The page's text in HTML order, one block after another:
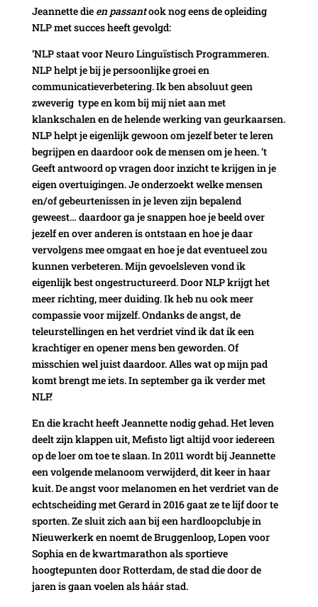
Jeannette die en passantook nog eens de opleiding
NLP met succes heeft gevolgd:
‘NLP staat voor Neuro Linguïstisch Programmeren.
NLP helpt je bij je persoonlijke groei en
communicatieverbetering. Ik ben absoluut geen
zweverig type en kom bij mij niet aan met
klankschalen en de helende werking van geurkaarsen.
NLP helpt je eigenlijk gewoon om jezelf beter te leren
begrijpen en daardoor ook de mensen om je heen. ‘t
Geeft antwoord op vragen door inzicht te krijgen in je
eigen overtuigingen. Je onderzoekt welke mensen
en/of gebeurtenissen in je leven zijn bepalend
geweest… daardoor ga je snappen hoe je beeld over
jezelf en over anderen is ontstaan en hoe je daar
vervolgens mee omgaat en hoe je dat eventueel zou
kunnen verbeteren. Mijn gevoelsleven vond ik
eigenlijk best ongestructureerd. Door NLP krijgt het
meer richting, meer duiding. Ik heb nu ook meer
compassie voor mijzelf. Ondanks de angst, de
teleurstellingen en het verdriet vind ik dat ik een
krachtiger en opener mens ben geworden. Of
misschien wel juist daardoor. Alles wat op mijn pad
komt brengt me iets. In september ga ik verder met
NLP.’
En die kracht heeft Jeannette nodig gehad. Het leven
deelt zijn klappen uit, Mefisto ligt altijd voor iedereen
op de loer om toe te slaan. In 2011 wordt bij Jeannette
een volgende melanoom verwijderd, dit keer in haar
kuit. De angst voor melanomen en het verdriet van de
echtscheiding met Gerard in 2016 gaat ze te lijf door te
sporten. Ze sluit zich aan bij een hardloopclubje in
Nieuwerkerk en noemt de Bruggenloop, Lopen voor
Sophia en de kwartmarathon als sportieve
hoogtepunten door Rotterdam, de stad die door de
jaren is gaan voelen als háár stad.